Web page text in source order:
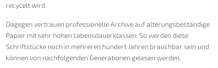
recycelt wird.
Dagegen vertrauen professionelle Archive auf alterungsbeständige
Papier mit sehr hohen Lebensdauerklassen. So werden diese
Schriftstücke noch in mehreren hundert Jahren brauchbar sein und
können von nachfolgenden Generationen gelesen werden.